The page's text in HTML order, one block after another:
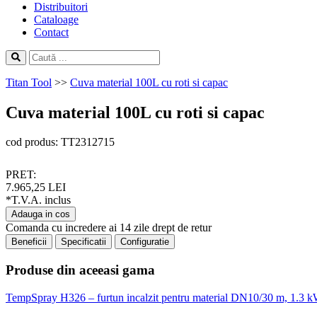
Distribuitori
Cataloage
Contact
Titan Tool >> Cuva material 100L cu roti si capac
Cuva material 100L cu roti si capac
cod produs: TT2312715
PRET:
7.965,25 LEI
*T.V.A. inclus
Adauga in cos
Comanda cu incredere ai 14 zile drept de retur
Beneficii Specificatii Configuratie
Produse din aceeasi gama
TempSpray H326 – furtun incalzit pentru material DN10/30 m, 1.3